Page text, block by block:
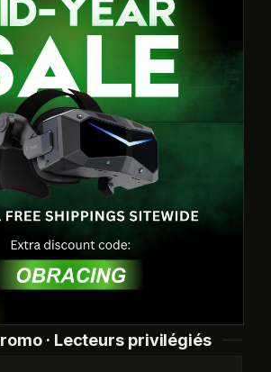
· Lecteurs privilégiés